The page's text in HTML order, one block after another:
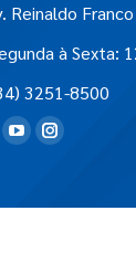
Reinaldo
à Sexta:
3251-8500
nos em: